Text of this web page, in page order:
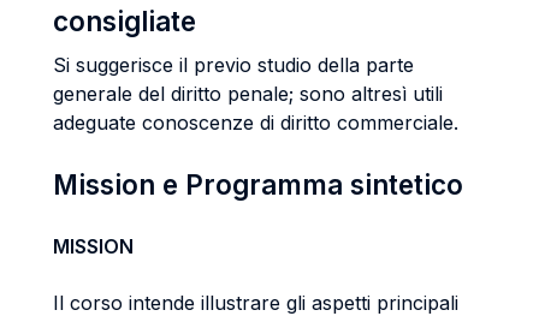
consigliate
Si suggerisce il previo studio della parte
generale del diritto penale; sono altresì utili
adeguate conoscenze di diritto commerciale.
Mission e Programma sintetico
MISSION
Il corso intende illustrare gli aspetti principali